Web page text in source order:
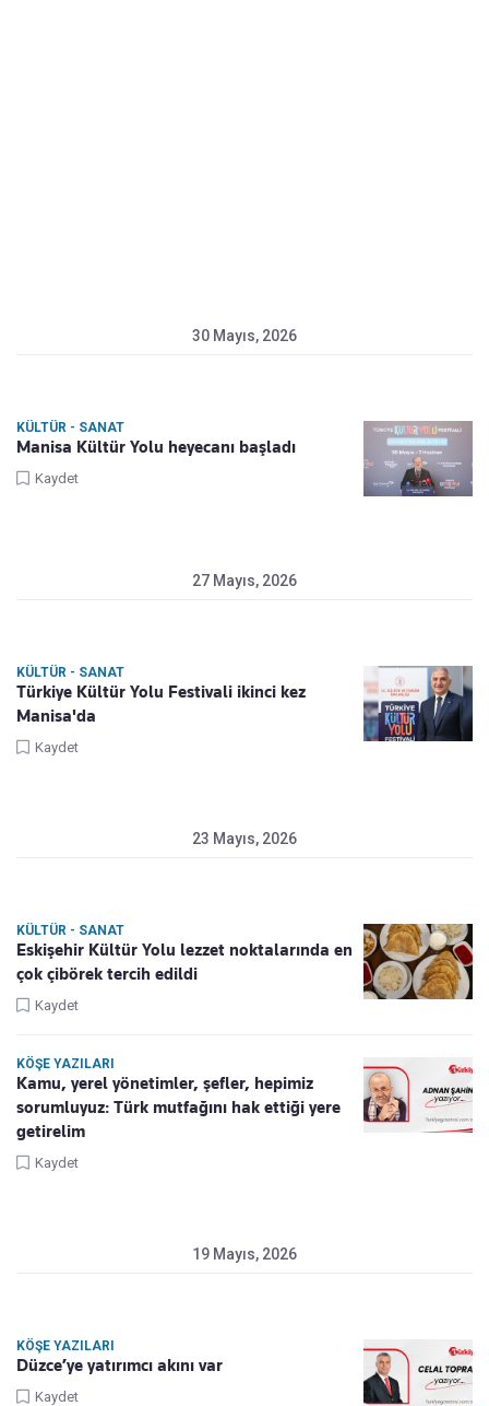
30 Mayıs, 2026
KÜLTÜR - SANAT
Manisa Kültür Yolu heyecanı başladı
Kaydet
27 Mayıs, 2026
KÜLTÜR - SANAT
Türkiye Kültür Yolu Festivali ikinci kez
Manisa'da
Kaydet
23 Mayıs, 2026
KÜLTÜR - SANAT
Eskişehir Kültür Yolu lezzet noktalarında en
çok çibörek tercih edildi
Kaydet
KÖŞE YAZILARI
Kamu, yerel yönetimler, şefler, hepimiz
sorumluyuz: Türk mutfağını hak ettiği yere
getirelim
Kaydet
19 Mayıs, 2026
KÖŞE YAZILARI
Düzce’ye yatırımcı akını var
Kaydet